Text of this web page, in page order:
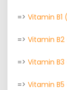
=> Vitamin B1
=> Vitamin
=> Vitamin
=> Vitamin